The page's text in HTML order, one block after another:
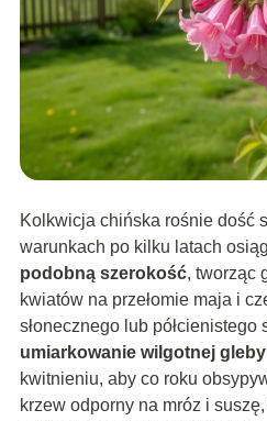
Kolkwicja chińska rośnie dość
warunkach po kilku latach
podobną szerokość, tworząc
kwiatów na przełomie maja i
słonecznego lub półcienistego
umiarkowanie wilgotnej gleby
kwitnieniu, aby co roku
krzew odporny na mróz i